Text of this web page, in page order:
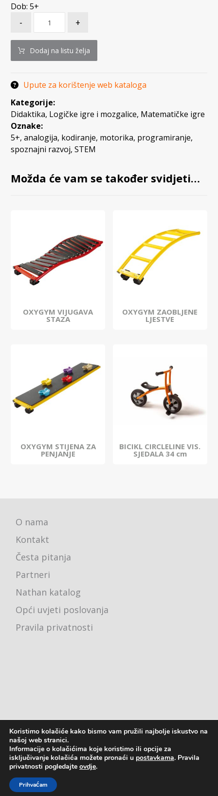
Dob: 5+
- +
Dodaj na listu želja
Upute za korištenje web kataloga
Kategorije:
Didaktika, Logičke igre i mozgalice, Matematičke igre
Oznake:
5+,analogija, kodiranje, motorika, programiranje,
spoznajni razvoj,STEM
Možda će vam se također svidjeti…
OXYGYM VIJUGAVA
STAZA
OXYGYM ZAOBLJENE
LJESTVE
OXYGYM STIJENA ZA
PENJANJE
BICIKL CIRCLELINE VIS.
SJEDALA 34 cm
O nama
Kontakt
Česta pitanja
Partneri
Nathan katalog
Opći uvjeti poslovanja
Pravila privatnosti
Ured - Karlovačka cesta 4j, 10000 Zagreb
pon - pet: 8:00 - 16:00
Koristimo kolačiće kako bismo vam pružili najbolje iskustvo na
našoj web stranici.
Informacije o kolačićima koje koristimo ili opcije za
isključivanje kolačića možete pronaći u postavkama. Pravila
privatnosti pogledajte ovdje.
Prihvaćam